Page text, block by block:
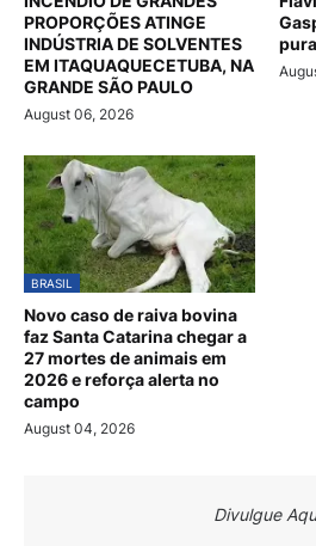
PROPORÇÕES ATINGE
INDÚSTRIA DE SOLVENTES
EM ITAQUAQUECETUBA, NA
GRANDE SÃO PAULO
August 06, 2026
BRASIL
Novo caso de raiva bovina
faz Santa Catarina chegar a
27 mortes de animais em
2026 e reforça alerta no
campo
August 04, 2026
Divulgue